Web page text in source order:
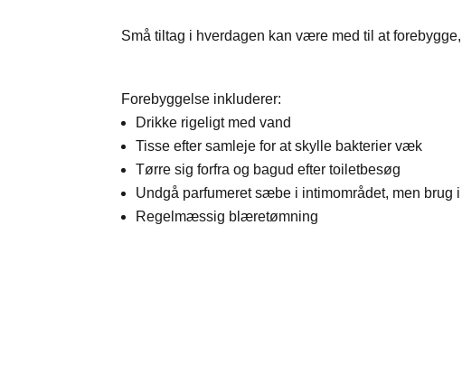
Små tiltag i hverdagen kan være med til at
Forebyggelse inkluderer:
Drikke rigeligt med vand
Tisse efter samleje for at skylle bakterier væk
Tørre sig forfra og bagud efter toiletbesøg
Undgå parfumeret sæbe i intimområdet, men brug
Regelmæssig blæretømning